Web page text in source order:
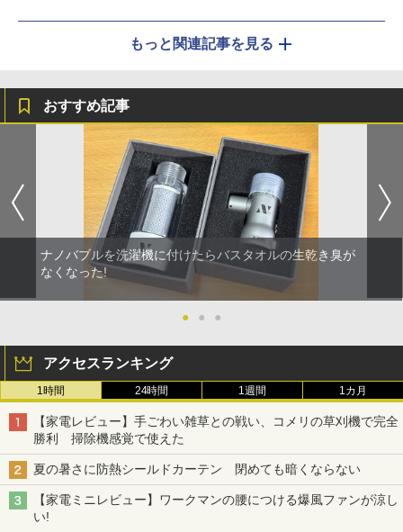
もっと関連記事を見る
おすすめ記事
ナノバブルを洗濯機に付けたらバスタオルの生乾き臭が
なくなった!
● ● ●
アクセスランキング
1時間 24時間 1週間 1カ月
【家電レビュー】手ごわい雑草との戦い、コメリの草刈機で完全
勝利 掃除機感覚で使えた
夏の暑さに防熱シールドカーテン 閉めても暗くならない
【家電ミニレビュー】ワークマンの腰につける爆風ファンが涼し
い!